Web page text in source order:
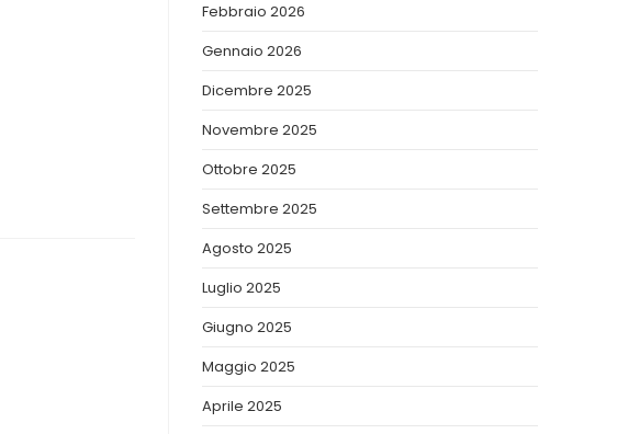
Febbraio 2026
Gennaio 2026
Dicembre 2025
Novembre 2025
Ottobre 2025
Settembre 2025
Agosto 2025
Luglio 2025
Giugno 2025
Maggio 2025
Aprile 2025